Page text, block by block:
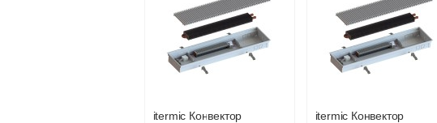
itermic Конвектор
внутрипольный
ITTBL.190.400.4000
itermic Конвектор
внутрипольный
ITTBL.190.400.4100
itermic Конвектор
itermic Конвектор